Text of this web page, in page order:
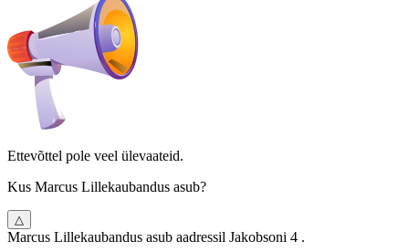
Ettevõttel pole veel ülevaateid.
Kus Marcus Lillekaubandus asub?
△
Marcus Lillekaubandus asub aadressil Jakobsoni 4 .